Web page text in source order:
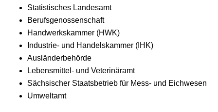
Statistisches Landesamt
Berufsgenossenschaft
Handwerkskammer (HWK)
Industrie- und Handelskammer (IHK)
Ausländerbehörde
Lebensmittel- und Veterinäramt
Sächsischer Staatsbetrieb für Mess- und Eichwesen
Umweltamt